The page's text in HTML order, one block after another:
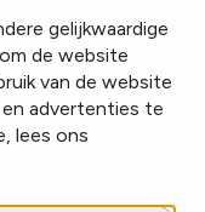
gelijkwaardige
de website
van de website
advertenties te
lees ons